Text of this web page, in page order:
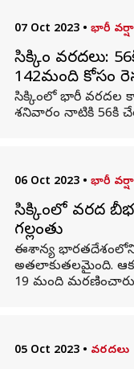
07 Oct 2023 • భారీ
సిక్కిం వరదలు:
142మంది కోసం
సిక్కింలో భారీ వరదల
శనివారం నాటికి 56కి
06 Oct 2023 • భారీ
సిక్కింలో వరద
గల్లంతు
ఈశాన్య భారతదేశంలోని
అతలాకుతలమైంది.
19 మంది
05 Oct 2023 • వరదలు